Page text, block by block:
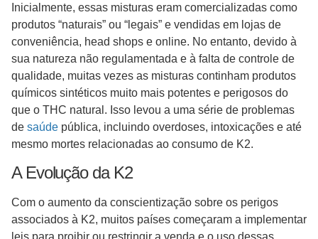
Inicialmente, essas misturas eram comercializadas como
produtos “naturais” ou “legais” e vendidas em lojas de
conveniência, head shops e online. No entanto, devido à
sua natureza não regulamentada e à falta de controle de
qualidade, muitas vezes as misturas continham produtos
químicos sintéticos muito mais potentes e perigosos do
que o THC natural. Isso levou a uma série de problemas
de saúde pública, incluindo overdoses, intoxicações e até
mesmo mortes relacionadas ao consumo de K2.
A Evolução da K2
Com o aumento da conscientização sobre os perigos
associados à K2, muitos países começaram a implementar
leis para proibir ou restringir a venda e o uso dessas